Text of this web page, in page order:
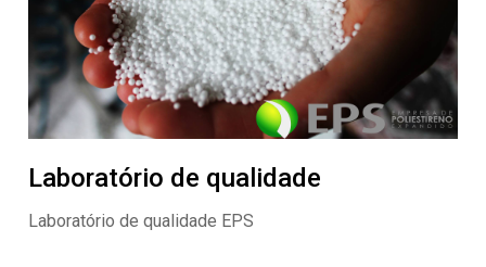
Laboratório de qualidade
Laboratório de qualidade EPS